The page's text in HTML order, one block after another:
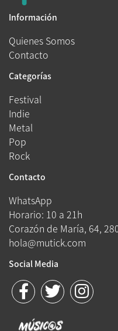
Información
Quienes Somos
Contacto
Categorías
Festival
Indie
Metal
Pop
Rock
Contacto
WhatsApp
Horario: 10 a 21h
Corazón de María, 64,
hola@mutick.com
Social Media